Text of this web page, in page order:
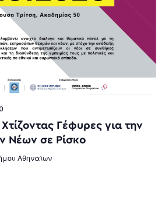
Γέφυρες για την
Νέων σε Ρίσκο
Αθηναίων